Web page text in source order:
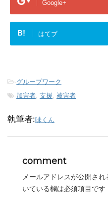
Google+
B! はてブ
-グループワーク
-加害者, 支援, 被害者
執筆者:味くん
comment
メールアドレスが公開され
いている欄は必須項目です